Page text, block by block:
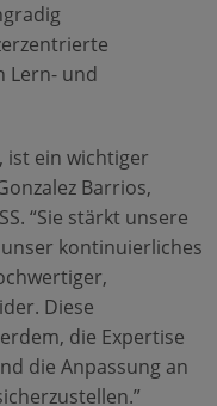
Lern- und
ist ein wichtiger
Barrios,
“Sie stärkt unsere
kontinuierliches
Diese
die Expertise
die Anpassung an